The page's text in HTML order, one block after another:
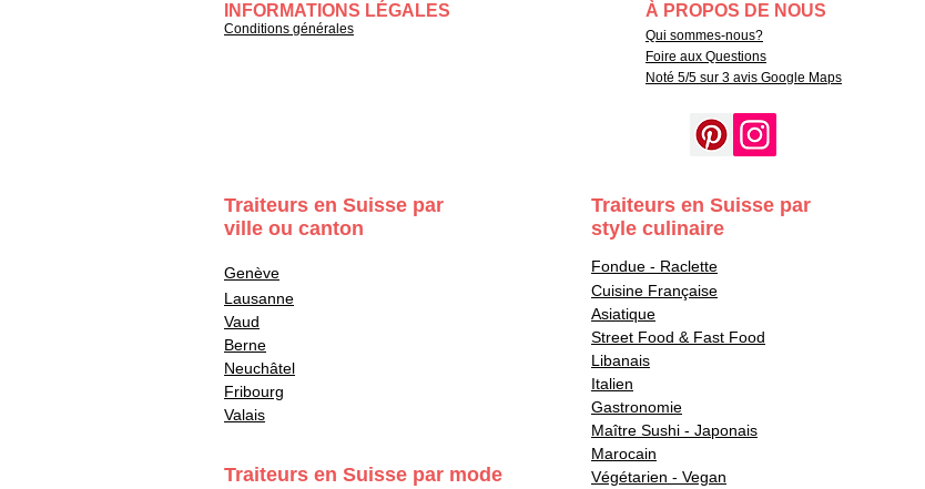
INFORMATIONS LÉGALES
Conditions générales
À PROPOS DE NOUS
Qui sommes-nous?
Foire aux Questions
Noté 5/5 sur 3 avis Google Maps
Traiteurs en Suisse par
ville ou canton
Genève
Lausanne
Vaud
Berne
Neuchâtel
Fribourg
Valais
Traiteurs en Suisse par
style culinaire
Fondue - Raclette
Cuisine Française
Asiatique
Street Food & Fast Food
Libanais
Italien
Gastronomie
Maître Sushi - Japonais
Marocain
Traiteurs en Suisse par mode
Végétarien - Vegan